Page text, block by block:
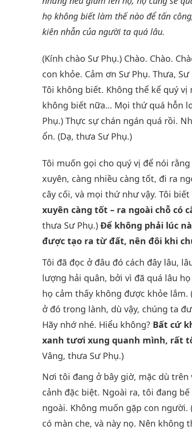
họ không biết làm thế nào để tấn
kiên nhẫn của người ta quá lâu.
(Kính chào Sư Phụ.) Chào. Chào.
con khỏe. Cảm ơn Sư Phụ. Thưa,
Tôi không biết. Không thể kể quý vị
không biết nữa… Mọi thứ quá hỗn
Phụ.) Thực sự chán ngán quá rồi.
ổn. (Dạ, thưa Sư Phụ.)
Tôi muốn gọi cho quý vị để nói
xuyên, càng nhiều càng tốt, đi ra
cây cối, và mọi thứ như vậy. Tôi
xuyên càng tốt – ra ngoài chỗ có
thưa Sư Phụ.)Để không phải lúc
được tạo ra từ đất, nên đôi khi
Tôi đã đọc ở đâu đó cách đây lâu,
lượng hải quân, bởi vì đã quá lâu
họ cảm thấy không được khỏe
ở đó trong lành, dù vậy, chúng ta
Hãy nhớ nhé. Hiểu không? Bất cứ
xanh tươi xung quanh mình, rất
Vâng, thưa Sư Phụ.)
Nơi tôi đang ở bây giờ, mặc dù
cảnh đặc biệt. Ngoài ra, tôi đang
ngoài. Không muốn gặp con
có màn che, và này nọ. Nên không